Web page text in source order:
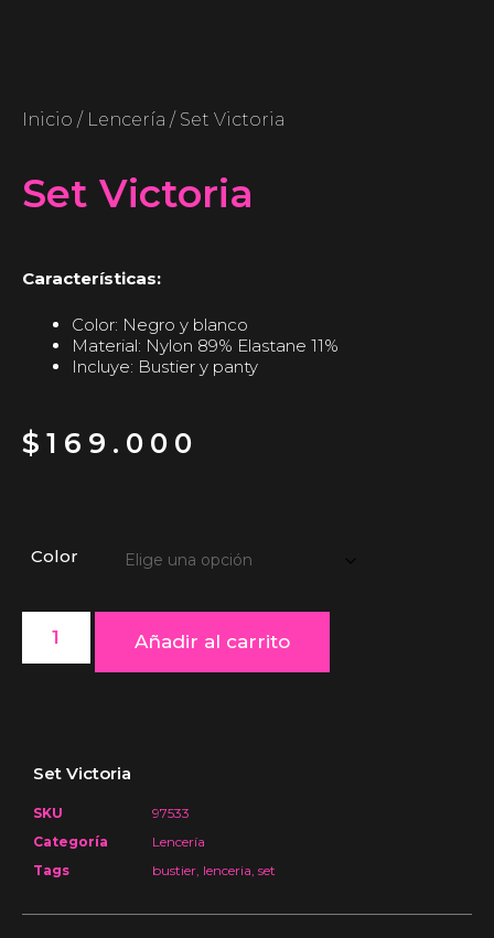
Inicio / Lencería / Set Victoria
Set Victoria
Características:
Color: Negro y blanco
Material: Nylon 89% Elastane 11%
Incluye: Bustier y panty
$ 169.000
Color
Añadir al carrito
Set Victoria
SKU
97533
Categoría
Lencería
Tags
bustier lenceria set